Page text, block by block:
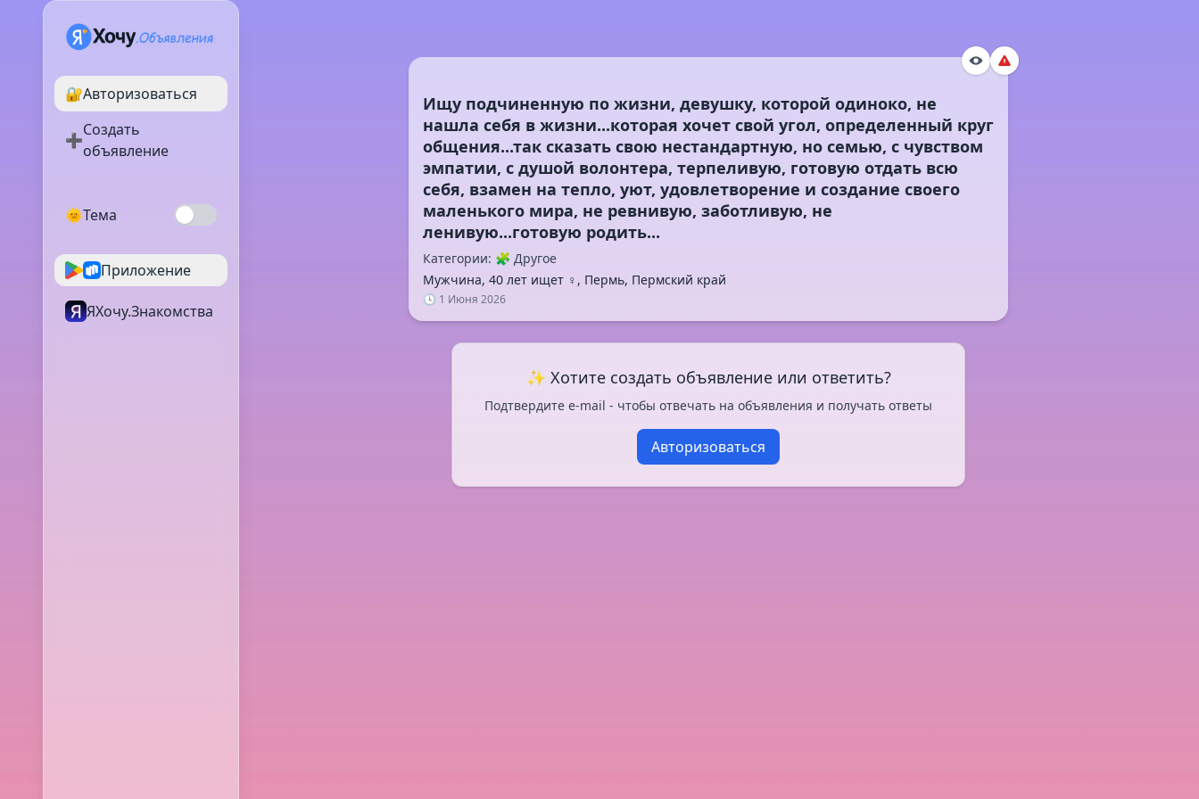
🔐Авторизоваться
➕
Создать
объявление
🌞Тема
Приложение
ЯХочу.Знакомства
Ищу подчиненную по жизни, девушку, которой одиноко, не
нашла себя в жизни...которая хочет свой угол, определенный круг
общения...так сказать свою нестандартную, но семью, с чувством
эмпатии, с душой волонтера, терпеливую, готовую отдать всю
себя, взамен на тепло, уют, удовлетворение и создание своего
маленького мира, не ревнивую, заботливую, не
Категории: 🧩 Другое
Мужчина, 40 лет ищет ♀️, Пермь, Пермский край
🕓 1 Июня 2026
✨ Хотите создать объявление или ответить?
Подтвердите e-mail - чтобы отвечать на объявления и получать ответы
Авторизоваться